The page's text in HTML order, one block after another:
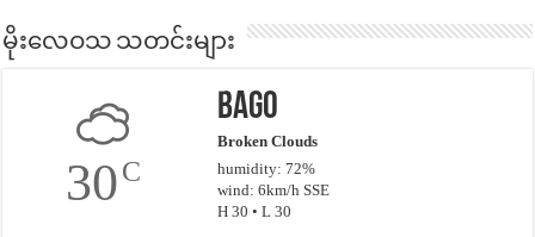
မိုးလေဝသ သတင်းများ
30C
Bago
Broken Clouds
humidity: 72%
wind: 6km/h SSE
H 30 • L 30